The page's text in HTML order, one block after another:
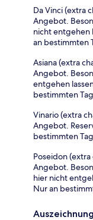
Da Vinci (extra
Angebot.
nicht entgehen
an bestimmten
Asiana (extra
Angebot.
entgehen
bestimmten
Vinario (extra
Angebot.
bestimmten
Poseidon
Angebot.
hier nicht
Nur an